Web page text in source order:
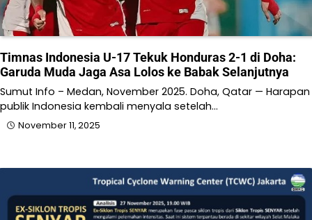
Timnas Indonesia U-17 Tekuk Honduras 2-1 di Doha:
Garuda Muda Jaga Asa Lolos ke Babak Selanjutnya
Sumut Info – Medan, November 2025. Doha, Qatar — Harapan
publik Indonesia kembali menyala setelah…
November 11, 2025